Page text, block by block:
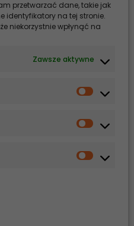
przetwarzać dane, takie jak
identyfikatory na tej stronie.
niekorzystnie wpłynąć na
Zawsze aktywne